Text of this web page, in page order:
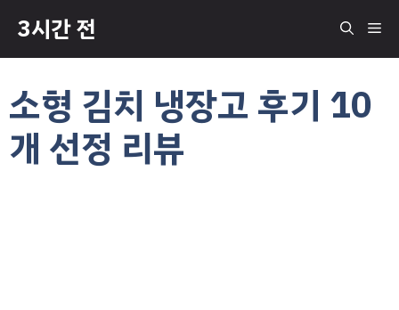
츠
건
너
뛰
3시간 전 메
소형 김치 냉장고 후기 10
개 선정 리뷰